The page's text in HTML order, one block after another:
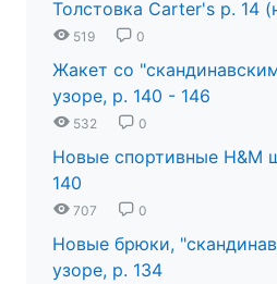
Толстовка Carter's р. 14
519 0
Жакет со
узоре, р. 140 - 146
532 0
Новые спортивные H&M
140
707 0
Новые брюки,
узоре, р. 134